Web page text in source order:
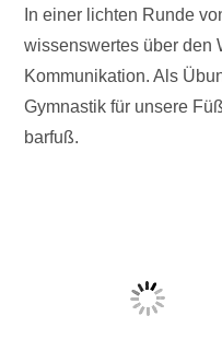
In einer lichten Runde
wissenswertes über den
Kommunikation. Als
Gymnastik für unsere
barfuß.